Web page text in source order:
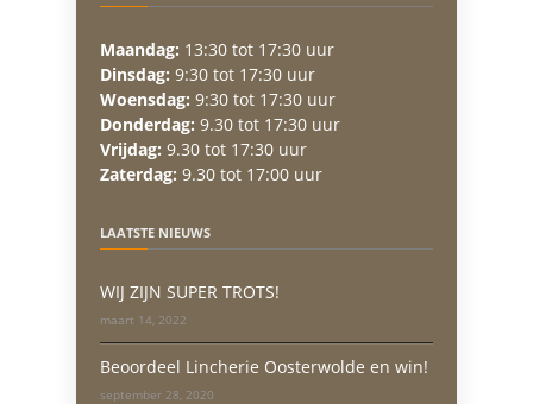
Maandag: 13:30 tot 17:30 uur
Dinsdag: 9:30 tot 17:30 uur
Woensdag: 9:30 tot 17:30 uur
Donderdag: 9.30 tot 17:30 uur
Vrijdag: 9.30 tot 17:30 uur
Zaterdag: 9.30 tot 17:00 uur
LAATSTE NIEUWS
WIJ ZIJN SUPER TROTS!
maart 14, 2022
Beoordeel Lincherie Oosterwolde en win!
september 28, 2020